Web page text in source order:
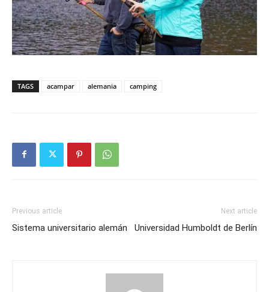
TAGS acampar alemania camping
Previous article
Sistema universitario alemán
Next article
Universidad Humboldt de Berlín